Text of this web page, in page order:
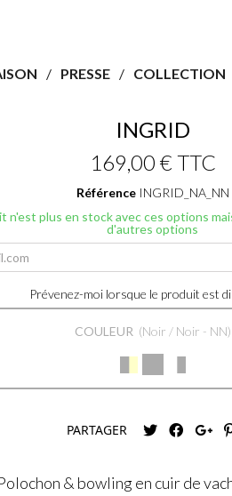
PRESSE COLLECTION
INGRID
169,00 € TTC
Référence INGRID_NA_NN
n'est plus en stock avec ces options
d'autres options
Prévenez-moi lorsque le produit est
COULEUR Noir / Noir - NN
PARTAGER
& bowling en cuir de